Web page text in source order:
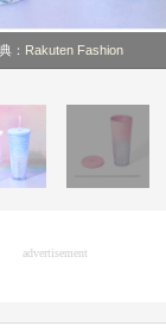
： Rakuten Fashion
advertisement